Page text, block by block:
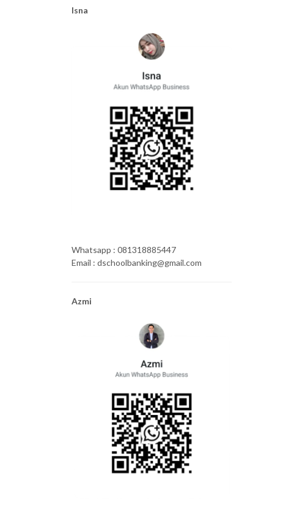
Isna
Whatsapp : 081318885447
Email : dschoolbanking@gmail.com
Azmi